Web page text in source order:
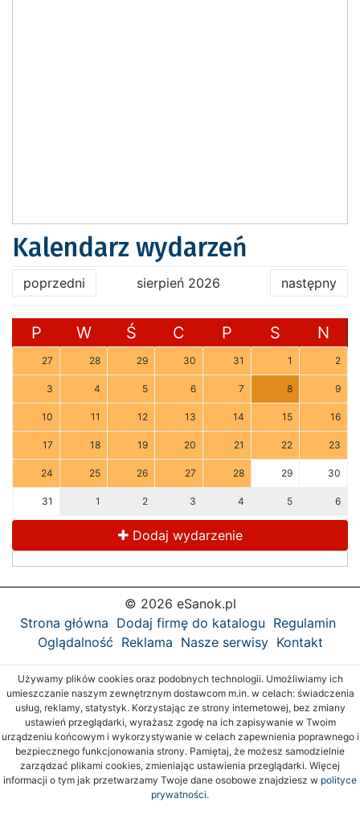
Kalendarz wydarzeń
poprzedni sierpień 2026 następny
P W Ś C P S N
27 28 29 30 31 1 2
3 4 5 6 7 8 9
10 11 12 13 14 15 16
17 18 19 20 21 22 23
24 25 26 27 28 29 30
31 1 2 3 4 5 6
Dodaj wydarzenie
© 2026 eSanok.pl
Strona główna Dodaj firmę do katalogu Regulamin
Oglądalność Reklama Nasze serwisy Kontakt
Używamy plików cookies oraz podobnych technologii. Umożliwiamy ich
umieszczanie naszym zewnętrznym dostawcom m.in. w celach: świadczenia
usług, reklamy, statystyk. Korzystając ze strony internetowej, bez zmiany
ustawień przeglądarki, wyrażasz zgodę na ich zapisywanie w Twoim
urządzeniu końcowym i wykorzystywanie w celach zapewnienia poprawnego i
bezpiecznego funkcjonowania strony. Pamiętaj, że możesz samodzielnie
zarządzać plikami cookies, zmieniając ustawienia przeglądarki. Więcej
informacji o tym jak przetwarzamy Twoje dane osobowe znajdziesz w polityce
prywatności.